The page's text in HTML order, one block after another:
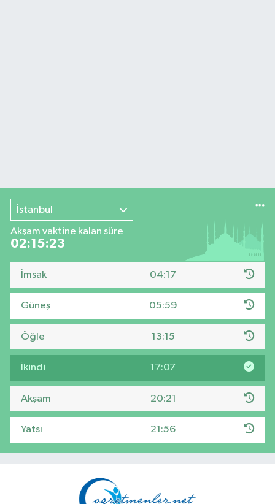
İstanbul
Akşam vaktine kalan süre
02:15:23
İmsak 04:17
Güneş 05:59
Öğle 13:15
İkindi 17:07
Akşam 20:21
Yatsı 21:56